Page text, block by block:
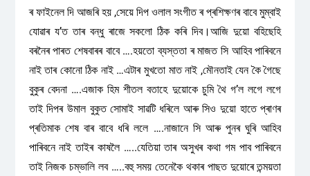
ৰ ফাইনেল দি আজৰি হয় ,সেয়ে দিপ ওলাল সংগীত ৰ প্ৰশিক্ষণৰ বাবে মুম্বাই
যোৱাৰ য’ত তাৰ বন্ধু ৰাজে সকলো ঠিক কৰি দিব।আজি দুয়ো বহিছেহি
বৰনৈৰ পাৰত শেষবাৰৰ বাবে ….হয়তো ব্যস্ততা ৰ মাজত সি আহিব পাৰিবনে
নাই তাৰ কোনো ঠিক নাই …এটাৰ মুখতো মাত নাই ,মৌনতাই যেন কৈ গৈছে
বুকুৰ বেদনা ….এজাক হিম শীতল বতাহে দুয়োকে চুমি থৈ গ’ল লগে লগে
তাই দিপৰ উমাল বুকুত সোমাই সাৱটি ধৰিলে আৰু সিও দুয়ো হাতে প্ৰাণৰ
প্ৰতিমাক শেষ বাৰ বাবে ধৰি ললে ….নাজানে সি আৰু পুনৰ ঘুৰি আহিব
পাৰিবনে নাই তাইৰ কাষলৈ …..যেতিয়া তাৰ অসুখৰ কথা গম পাব পাৰিবনে
তাই নিজক চম্ভালি লব …..বহু সময় তেনেকৈ থকাৰ পাছত দুয়োৰে তন্ময়তা